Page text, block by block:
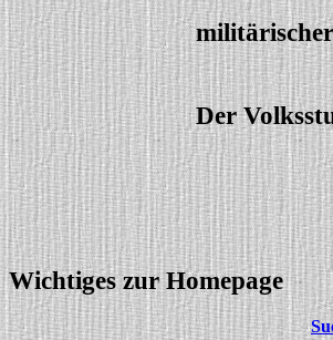
Der
Wichtiges zur Homepage